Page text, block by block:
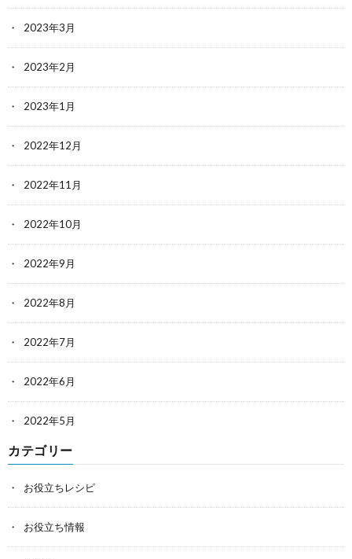
2023年3月
2023年2月
2023年1月
2022年12月
2022年11月
2022年10月
2022年9月
2022年8月
2022年7月
2022年6月
2022年5月
カテゴリー
お役立ちレシピ
お役立ち情報